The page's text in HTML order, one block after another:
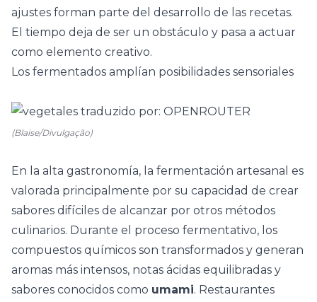
ajustes forman parte del desarrollo de las recetas.
El tiempo deja de ser un obstáculo y pasa a actuar
como elemento creativo.
Los fermentados amplían posibilidades sensoriales
(Blaise/Divulgação)
En la alta gastronomía, la fermentación artesanal es
valorada principalmente por su capacidad de crear
sabores difíciles de alcanzar por otros métodos
culinarios. Durante el proceso fermentativo, los
compuestos químicos son transformados y generan
aromas más intensos, notas ácidas equilibradas y
sabores conocidos como umami. Restaurantes